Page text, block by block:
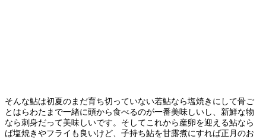
そんな鮎は初夏のまだ育ち切っていない若鮎なら塩焼きにして骨ご
とはらわたまで一緒に頭から食べるのが一番美味しいし、新鮮な物
なら刺身だって美味しいです。そしてこれから産卵を迎える鮎なら
ば塩焼きやフライも良いけど、子持ち鮎を甘露煮にすれば正月のお